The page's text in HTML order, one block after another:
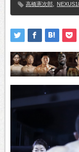
高橋憲次郎